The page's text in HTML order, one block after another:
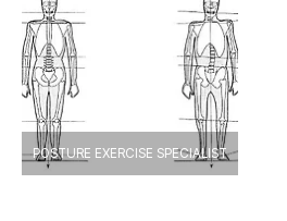
POSTURE EXERCISE SPECIALIST